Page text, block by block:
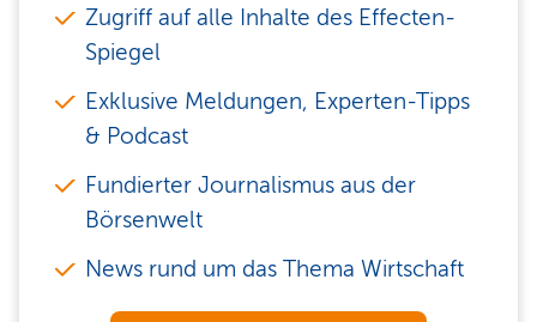
Zugriff auf alle Inhalte des Effecten-
Spiegel
Exklusive Meldungen, Experten-Tipps
& Podcast
Fundierter Journalismus aus der
Börsenwelt
News rund um das Thema Wirtschaft